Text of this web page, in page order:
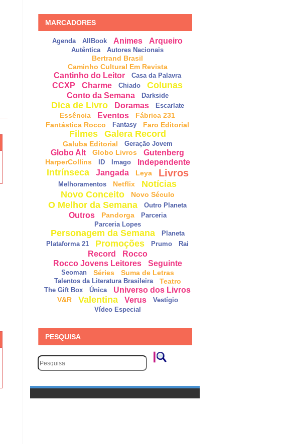
MARCADORES
Agenda AllBook Animes Arqueiro
Autêntica Autores Nacionais
Bertrand Brasil
Caminho Cultural Em Revista
Cantinho do Leitor Casa da Palavra
CCXP Charme Chiado Colunas
Conto da Semana Darkside
Dica de Livro Doramas Escarlate
Essência Eventos
Fábrica 231
Fantástica Rocco
Fantasy Faro Editorial
Filmes Galera Record
Galuba Editorial Geração Jovem
Globo Alt Globo Livros Gutenberg
HarperCollins ID Imago Independente
Intrínseca Jangada Leya Livros
Melhoramentos Netflix
Notícias
Novo Conceito
Novo Século
O Melhor da Semana Outro Planeta
Outros Pandorga
Parceria
Parceria Lopes
Personagem da Semana
Planeta
Plataforma 21
Promoções Prumo Rai
Record
Rocco
Rocco Jovens Leitores
Seguinte
Seoman Séries Suma de Letras
Talentos da Literatura Brasileira Teatro
The Gift Box Única Universo dos Livros
V&R Valentina Verus
Vestígio
Vídeo Especial
PESQUISA